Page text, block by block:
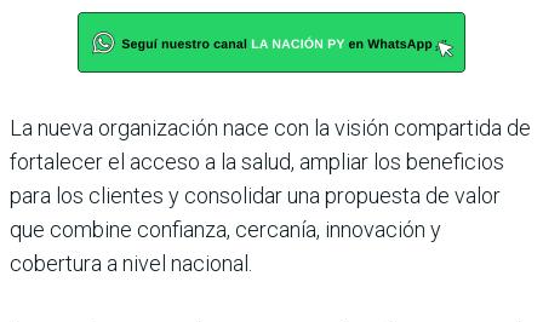
La nueva organización nace con la visión compartida de
fortalecer el acceso a la salud, ampliar los beneficios
para los clientes y consolidar una propuesta de valor
que combine confianza, cercanía, innovación y
cobertura a nivel nacional.